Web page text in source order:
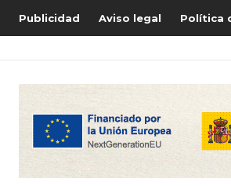
Publicidad Aviso legal Política